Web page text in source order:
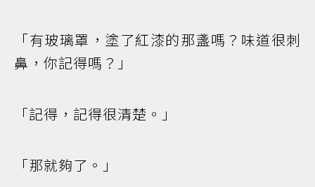
「有玻璃罩，塗了紅漆的那盞嗎？味道很刺
鼻，你記得嗎？」
「記得，記得很清楚。」
「那就夠了。」